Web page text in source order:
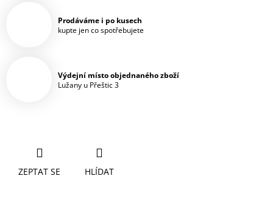
Prodáváme i po kusech
kupte jen co spotřebujete
Výdejní místo objednaného zboží
Lužany u Přeštic 3
ZEPTAT SE HLÍDAT